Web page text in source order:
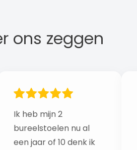
ons zeggen
Ik heb mijn 2
bureelstoelen nu al
een jaar of 10 denk ik